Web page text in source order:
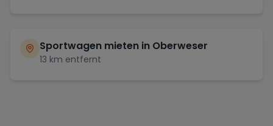
Sportwagen mieten in Oberweser
13 km entfernt